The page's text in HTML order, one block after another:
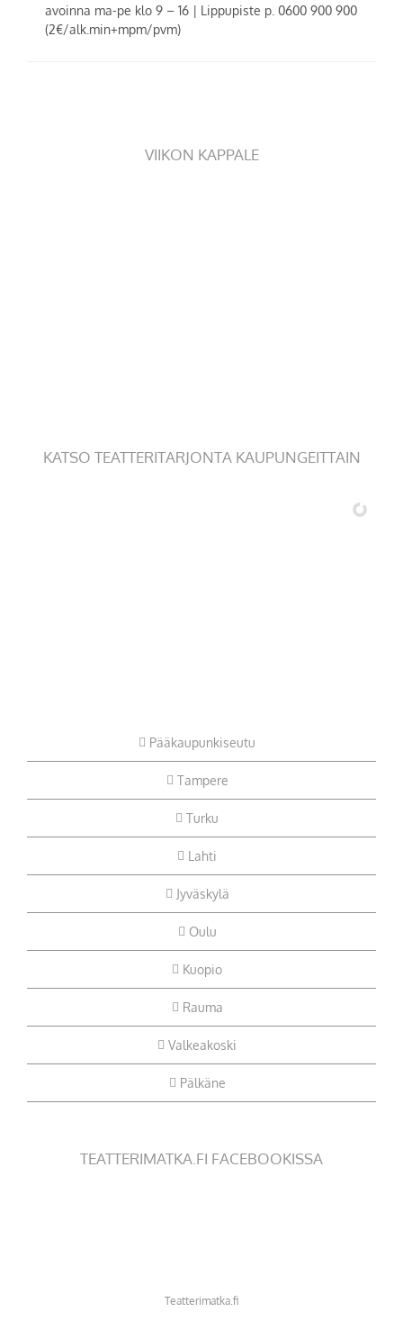
avoinna ma-pe klo 9 – 16 | Lippupiste p. 0600 900 900
(2€/alk.min+mpm/pvm)
VIIKON KAPPALE
KATSO TEATTERITARJONTA KAUPUNGEITTAIN
Pääkaupunkiseutu
Tampere
Turku
Lahti
Jyväskylä
Oulu
Kuopio
Rauma
Valkeakoski
Pälkäne
TEATTERIMATKA.FI FACEBOOKISSA
Teatterimatka.fi